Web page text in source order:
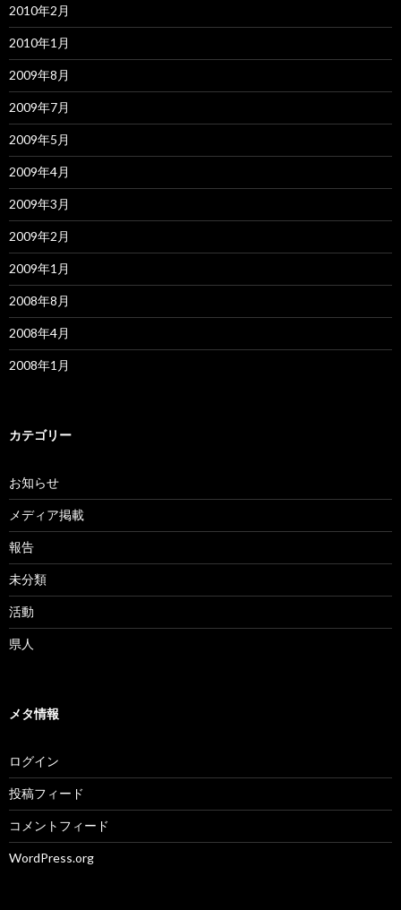
2010年2月
2010年1月
2009年8月
2009年7月
2009年5月
2009年4月
2009年3月
2009年2月
2009年1月
2008年8月
2008年4月
2008年1月
カテゴリー
お知らせ
メディア掲載
報告
未分類
活動
県人
メタ情報
ログイン
投稿フィード
コメントフィード
WordPress.org